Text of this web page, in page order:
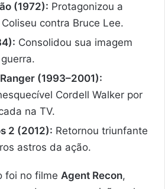
(1972): Protagonizou a
contra Bruce Lee.
Consolidou sua imagem
(1993–2001):
Cordell Walker por
na TV.
2 (2012): Retornou triunfante
astros da ação.
foi no filme Agent Recon,